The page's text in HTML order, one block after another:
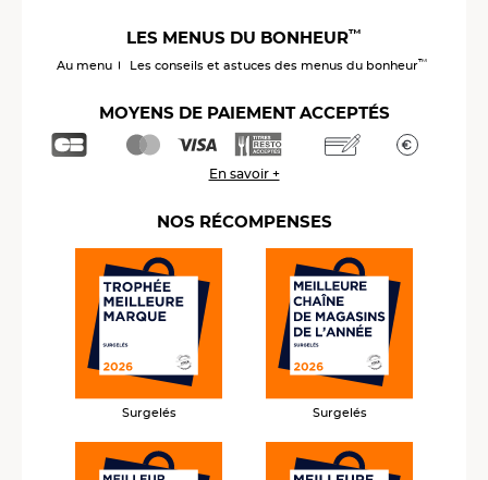
LES MENUS DU BONHEUR™
Au menu Les conseils et astuces des menus du bonheur™
MOYENS DE PAIEMENT ACCEPTÉS
En savoir +
NOS RÉCOMPENSES
Surgelés Surgelés